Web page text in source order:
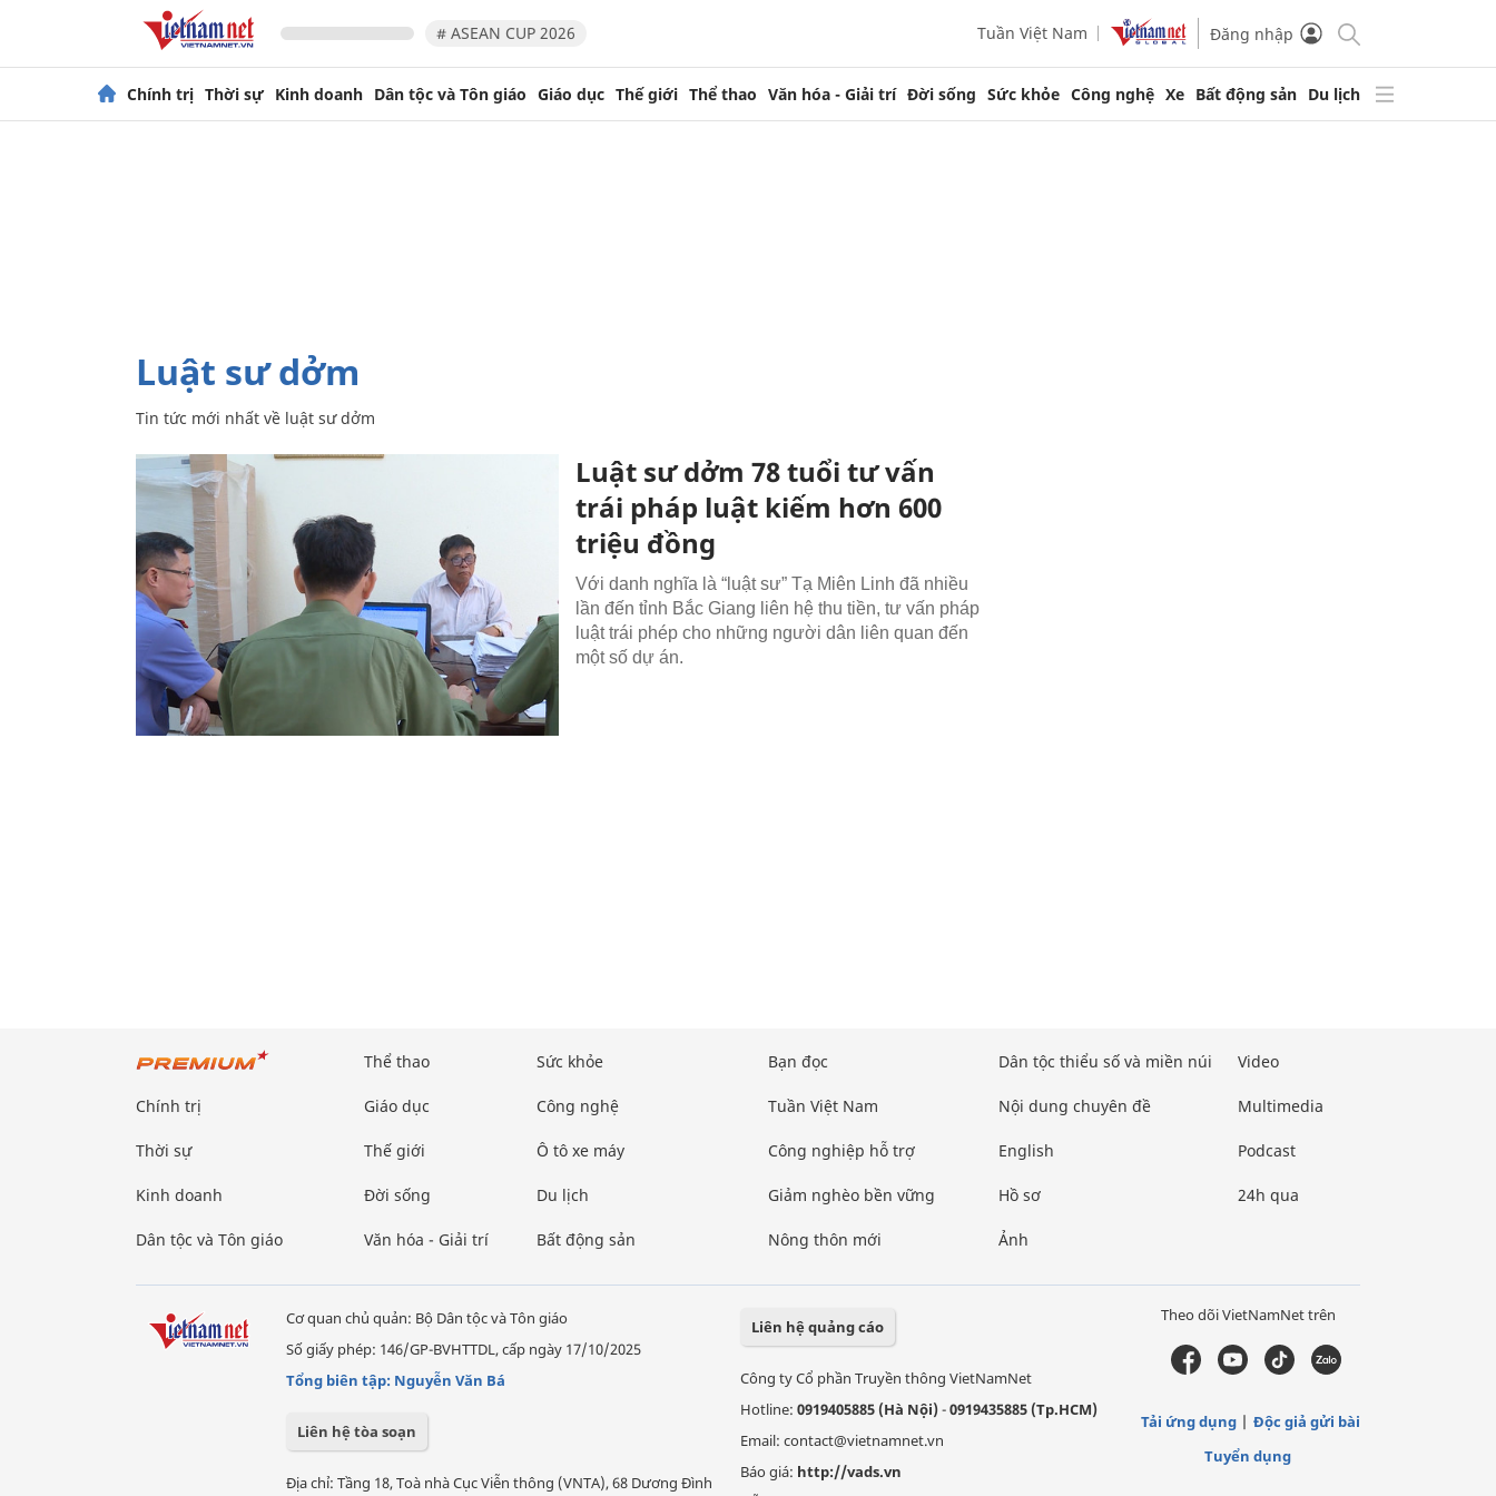
# ASEAN CUP 2026 Tuần Việt Nam Đăng nhập
Chính trị Thời sự Kinh doanh Dân tộc và Tôn giáo Giáo dục Thế giới Thể thao Văn hóa - Giải trí Đời sống Sức khỏe Công nghệ Xe Bất động sản Du lịch
luật sư dởm
Tin tức mới nhất về luật sư dởm
Luật sư dởm 78 tuổi tư vấn
trái pháp luật kiếm hơn 600
triệu đồng
Với danh nghĩa là “luật sư” Tạ Miên Linh đã nhiều
lần đến tỉnh Bắc Giang liên hệ thu tiền, tư vấn pháp
luật trái phép cho những người dân liên quan đến
một số dự án.
Chính trị
Thời sự
Kinh doanh
Dân tộc và Tôn giáo
Thể thao
Giáo dục
Thế giới
Đời sống
Văn hóa - Giải trí
Sức khỏe
Công nghệ
Ô tô xe máy
Du lịch
Bất động sản
Bạn đọc
Tuần Việt Nam
Công nghiệp hỗ trợ
Giảm nghèo bền vững
Nông thôn mới
Dân tộc thiểu số và miền núi
Nội dung chuyên đề
English
Hồ sơ
Ảnh
Video
Multimedia
Podcast
24h qua
Cơ quan chủ quản: Bộ Dân tộc và Tôn giáo
Số giấy phép: 146/GP-BVHTTDL, cấp ngày 17/10/2025
Tổng biên tập: Nguyễn Văn Bá
Liên hệ tòa soạn
Địa chỉ: Tầng 18, Toà nhà Cục Viễn thông (VNTA), 68 Dương Đình
Liên hệ quảng cáo
Công ty Cổ phần Truyền thông VietNamNet
Hotline: 0919405885 (Hà Nội)-0919435885 (Tp.HCM)
Email: contact@vietnamnet.vn
Báo giá: http://vads.vn
Theo dõi VietNamNet trên
Tải ứng dụng
Độc giả gửi bài
Tuyển dụng